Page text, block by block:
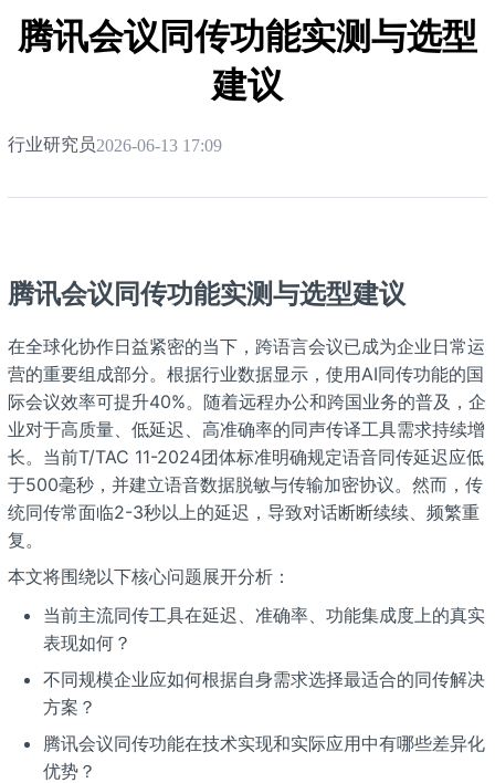
腾讯会议同传功能实测与选型
建议
行业研究员2026-06-13 17:09
腾讯会议同传功能实测与选型建议
在全球化协作日益紧密的当下，跨语言会议已成为企业日常运
营的重要组成部分。根据行业数据显示，使用AI同传功能的国
际会议效率可提升40%。随着远程办公和跨国业务的普及，企
业对于高质量、低延迟、高准确率的同声传译工具需求持续增
长。当前T/TAC 11-2024团体标准明确规定语音同传延迟应低
于500毫秒，并建立语音数据脱敏与传输加密协议。然而，传
统同传常面临2-3秒以上的延迟，导致对话断断续续、频繁重
复。
本文将围绕以下核心问题展开分析：
当前主流同传工具在延迟、准确率、功能集成度上的真实
表现如何？
不同规模企业应如何根据自身需求选择最适合的同传解决
方案？
腾讯会议同传功能在技术实现和实际应用中有哪些差异化
优势？